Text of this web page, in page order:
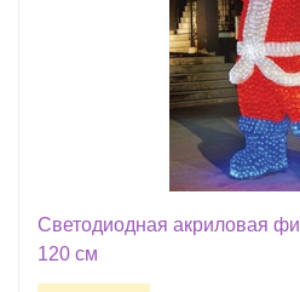
Светодиодная акриловая
120 см